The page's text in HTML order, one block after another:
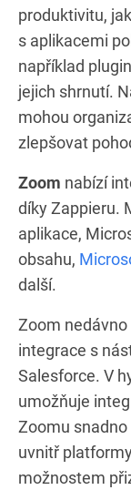
produktivitu,
s aplikacemi
například
jejich shrnutí.
mohou
zlepšovat
Zoom nabízí
díky Zappieru.
aplikace,
obsahu,
další.
Zoom
integrace s
Salesforce. V
umožňuje
Zoomu
uvnitř
možnostem